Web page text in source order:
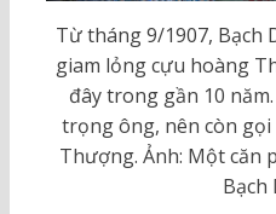
Từ tháng 9/1907, Bạch
giam lỏng cựu hoàng
đây trong gần 10
trọng ông, nên còn
Thượng. Ảnh: Một căn
Bạch